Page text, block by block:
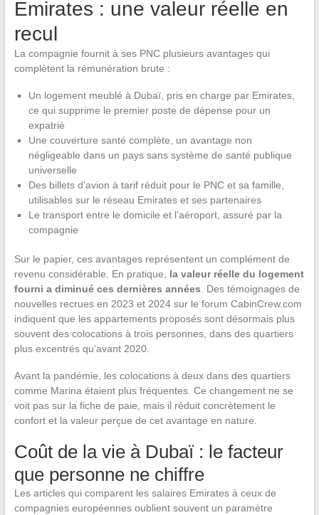
Emirates : une valeur réelle en
recul
La compagnie fournit à ses PNC plusieurs avantages qui
complètent la rémunération brute :
Un logement meublé à Dubaï, pris en charge par Emirates,
ce qui supprime le premier poste de dépense pour un
expatrié
Une couverture santé complète, un avantage non
négligeable dans un pays sans système de santé publique
universelle
Des billets d’avion à tarif réduit pour le PNC et sa famille,
utilisables sur le réseau Emirates et ses partenaires
Le transport entre le domicile et l’aéroport, assuré par la
compagnie
Sur le papier, ces avantages représentent un complément de
revenu considérable. En pratique, la valeur réelle du logement
fourni a diminué ces dernières années. Des témoignages de
nouvelles recrues en 2023 et 2024 sur le forum CabinCrew.com
indiquent que les appartements proposés sont désormais plus
souvent des colocations à trois personnes, dans des quartiers
plus excentrés qu’avant 2020.
Avant la pandémie, les colocations à deux dans des quartiers
comme Marina étaient plus fréquentes. Ce changement ne se
voit pas sur la fiche de paie, mais il réduit concrètement le
confort et la valeur perçue de cet avantage en nature.
Coût de la vie à Dubaï : le facteur
que personne ne chiffre
Les articles qui comparent les salaires Emirates à ceux de
compagnies européennes oublient souvent un paramètre